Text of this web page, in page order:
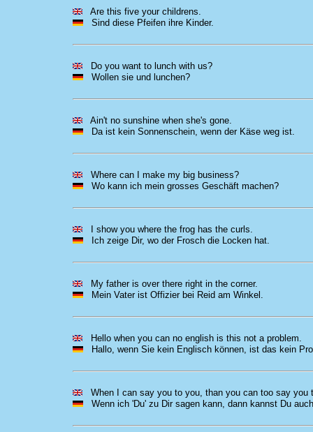
Are this five your childrens.
Sind diese Pfeifen ihre Kinder.
Do you want to lunch with us?
Wollen sie und lunchen?
Ain't no sunshine when she's gone.
Da ist kein Sonnenschein, wenn der Käse weg ist.
Where can I make my big business?
Wo kann ich mein grosses Geschäft machen?
I show you where the frog has the curls.
Ich zeige Dir, wo der Frosch die Locken hat.
My father is over there right in the corner.
Mein Vater ist Offizier bei Reid am Winkel.
Hello when you can no english is this not a problem.
Hallo, wenn Sie kein Englisch können, ist das kein
When I can say you to you, than you can too say you
Wenn ich 'Du' zu Dir sagen kann, dann kannst Du